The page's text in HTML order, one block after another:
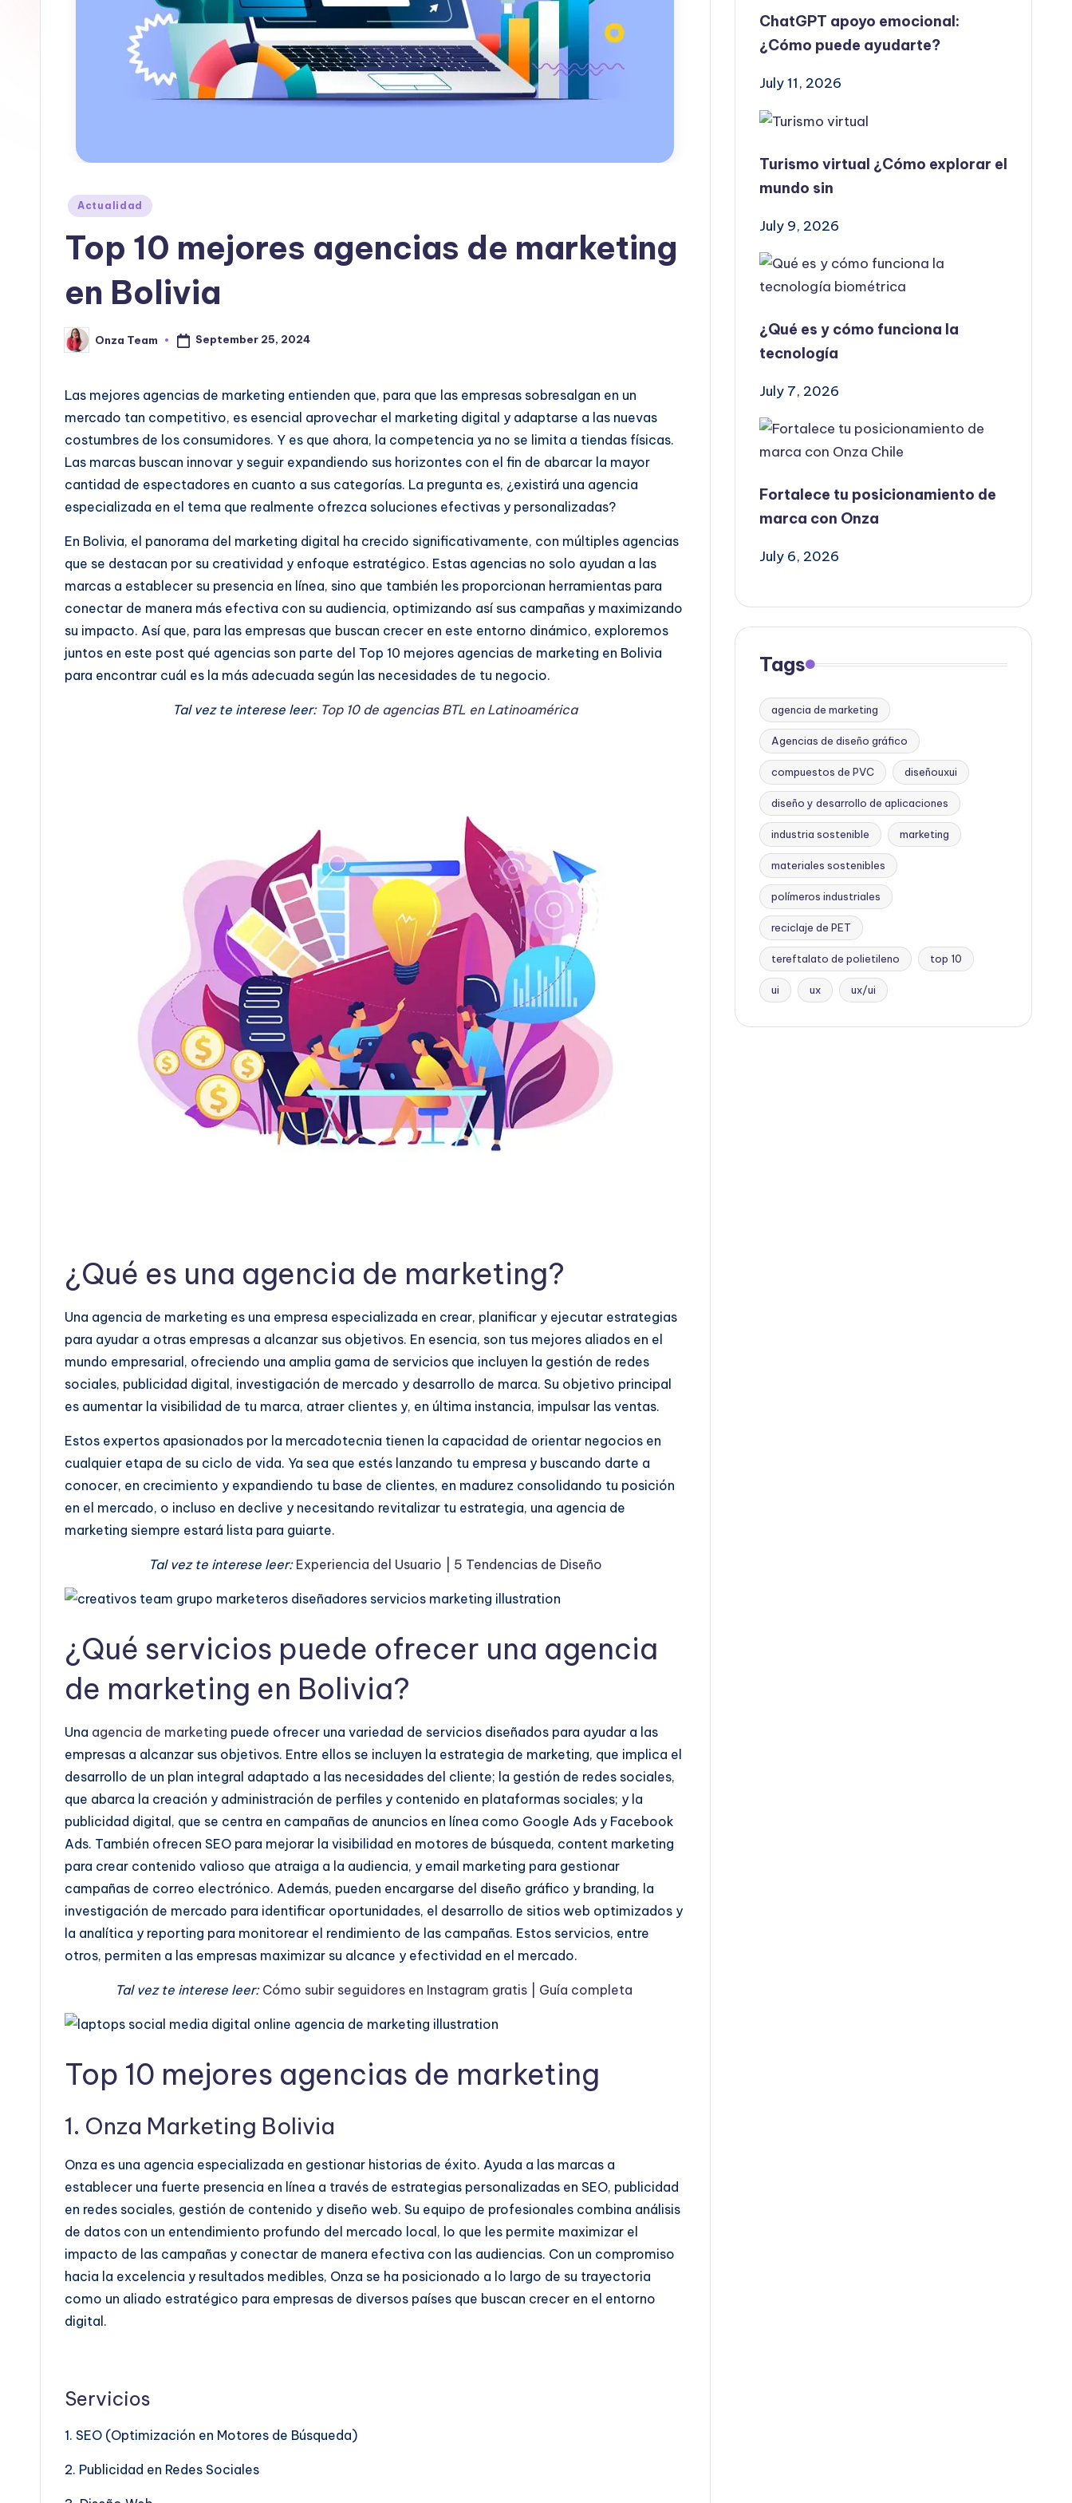
Posted
Actualidad
Top 10 mejores agencias de marketing
en Bolivia
Posted
by
Onza Team September 25, 2024
Las mejores agencias de marketing entienden que, para que las empresas sobresalgan en un
mercado tan competitivo, es esencial aprovechar el marketing digital y adaptarse a las nuevas
costumbres de los consumidores. Y es que ahora, la competencia ya no se limita a tiendas físicas.
Las marcas buscan innovar y seguir expandiendo sus horizontes con el fin de abarcar la mayor
cantidad de espectadores en cuanto a sus categorías. La pregunta es, ¿existirá una agencia
especializada en el tema que realmente ofrezca soluciones efectivas y personalizadas?
En Bolivia, el panorama del marketing digital ha crecido significativamente, con múltiples agencias
que se destacan por su creatividad y enfoque estratégico. Estas agencias no solo ayudan a las
marcas a establecer su presencia en línea, sino que también les proporcionan herramientas para
conectar de manera más efectiva con su audiencia, optimizando así sus campañas y maximizando
su impacto. Así que, para las empresas que buscan crecer en este entorno dinámico, exploremos
juntos en este post qué agencias son parte del Top 10 mejores agencias de marketing en Bolivia
para encontrar cuál es la más adecuada según las necesidades de tu negocio.
Tal vez te interese leer: Top 10 de agencias BTL en Latinoamérica
¿Qué es una agencia de marketing?
Una agencia de marketing es una empresa especializada en crear, planificar y ejecutar estrategias
para ayudar a otras empresas a alcanzar sus objetivos. En esencia, son tus mejores aliados en el
mundo empresarial, ofreciendo una amplia gama de servicios que incluyen la gestión de redes
sociales, publicidad digital, investigación de mercado y desarrollo de marca. Su objetivo principal
es aumentar la visibilidad de tu marca, atraer clientes y, en última instancia, impulsar las ventas.
Estos expertos apasionados por la mercadotecnia tienen la capacidad de orientar negocios en
cualquier etapa de su ciclo de vida. Ya sea que estés lanzando tu empresa y buscando darte a
conocer, en crecimiento y expandiendo tu base de clientes, en madurez consolidando tu posición
en el mercado, o incluso en declive y necesitando revitalizar tu estrategia, una agencia de
marketing siempre estará lista para guiarte.
Tal vez te interese leer: Experiencia del Usuario | 5 Tendencias de Diseño
¿Qué servicios puede ofrecer una agencia
de marketing en Bolivia?
Una agencia de marketing puede ofrecer una variedad de servicios diseñados para ayudar a las
empresas a alcanzar sus objetivos. Entre ellos se incluyen la estrategia de marketing, que implica el
desarrollo de un plan integral adaptado a las necesidades del cliente; la gestión de redes sociales,
que abarca la creación y administración de perfiles y contenido en plataformas sociales; y la
publicidad digital, que se centra en campañas de anuncios en línea como Google Ads y Facebook
Ads. También ofrecen SEO para mejorar la visibilidad en motores de búsqueda, content marketing
para crear contenido valioso que atraiga a la audiencia, y email marketing para gestionar
campañas de correo electrónico. Además, pueden encargarse del diseño gráfico y branding, la
investigación de mercado para identificar oportunidades, el desarrollo de sitios web optimizados y
la analítica y reporting para monitorear el rendimiento de las campañas. Estos servicios, entre
otros, permiten a las empresas maximizar su alcance y efectividad en el mercado.
Tal vez te interese leer: Cómo subir seguidores en Instagram gratis | Guía completa
Top 10 mejores agencias de marketing
1. Onza Marketing Bolivia
Onza es una agencia especializada en gestionar historias de éxito. Ayuda a las marcas a
establecer una fuerte presencia en línea a través de estrategias personalizadas en SEO, publicidad
en redes sociales, gestión de contenido y diseño web. Su equipo de profesionales combina análisis
de datos con un entendimiento profundo del mercado local, lo que les permite maximizar el
impacto de las campañas y conectar de manera efectiva con las audiencias. Con un compromiso
hacia la excelencia y resultados medibles, Onza se ha posicionado a lo largo de su trayectoria
como un aliado estratégico para empresas de diversos países que buscan crecer en el entorno
digital.
Servicios
1. SEO (Optimización en Motores de Búsqueda)
2. Publicidad en Redes Sociales
ChatGPT apoyo emocional:
¿Cómo puede ayudarte?
July 11, 2026
Turismo virtual ¿Cómo explorar el
mundo sin
July 9, 2026
¿Qué es y cómo funciona la
tecnología
July 7, 2026
Fortalece tu posicionamiento de
marca con Onza
July 6, 2026
Tags
agencia de marketing
Agencias de diseño gráfico
compuestos de PVC diseñouxui
diseño y desarrollo de aplicaciones
industria sostenible marketing
materiales sostenibles
polímeros industriales
reciclaje de PET
tereftalato de polietileno top 10
ui ux ux/ui